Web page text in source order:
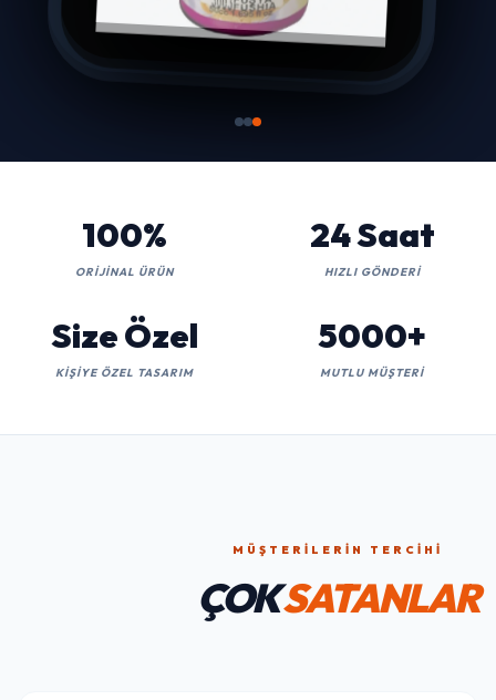
100%
ORIJINAL ÜRÜN
24 Saat
HIZLI GÖNDERI
Size Özel
KIŞIYE ÖZEL TASARIM
5000+
MUTLU MÜŞTERI
MÜŞTERILERIN TERCIHI
ÇOKSATANLAR